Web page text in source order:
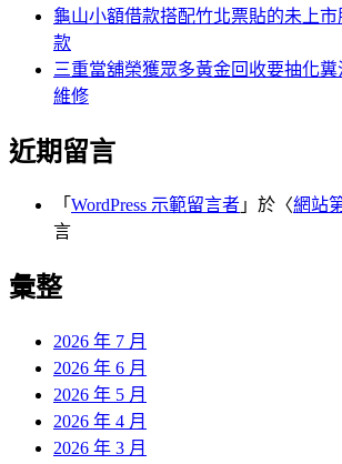
龜山小額借款搭配竹北票貼的未上
款
三重當舖榮獲眾多黃金回收要抽化
維修
近期留言
「 WordPress 示範留言者 」於〈網站
言
彙整
2026 年 7 月
2026 年 6 月
2026 年 5 月
2026 年 4 月
2026 年 3 月